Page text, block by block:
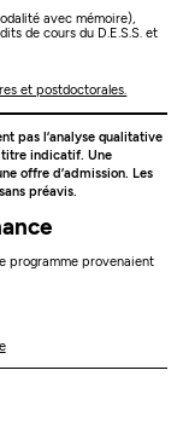
avec mémoire),
de cours du D.E.S.S. et
et postdoctorales.
pas l’analyse qualitative
titre indicatif. Une
offre d’admission. Les
préavis.
programme provenaient